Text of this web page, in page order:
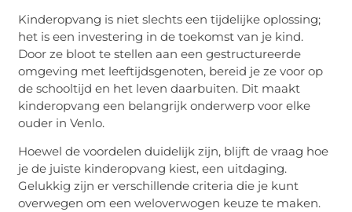
Kinderopvang is niet slechts een tijdelijke oplossing;
het is een investering in de toekomst van je kind.
Door ze bloot te stellen aan een gestructureerde
omgeving met leeftijdsgenoten, bereid je ze voor op
de schooltijd en het leven daarbuiten. Dit maakt
kinderopvang een belangrijk onderwerp voor elke
ouder in Venlo.
Hoewel de voordelen duidelijk zijn, blijft de vraag hoe
je de juiste kinderopvang kiest, een uitdaging.
Gelukkig zijn er verschillende criteria die je kunt
overwegen om een weloverwogen keuze te maken.